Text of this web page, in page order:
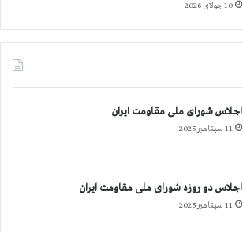
10 جولای 2026
اجلاس شورای ملی مقاومت ایران
11 سپتامبر 2025
اجلاس دو روزه شورای ملی مقاومت ایران
11 سپتامبر 2025